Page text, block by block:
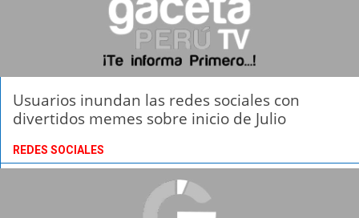
Usuarios inundan las redes sociales con
divertidos memes sobre inicio de Julio
REDES SOCIALES